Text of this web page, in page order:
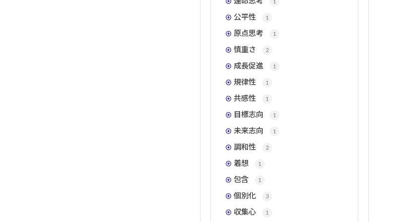
1
公平性 1
原点思考 1
慎重さ 2
成長促進 1
規律性 1
共感性 1
目標志向 1
未来志向 1
調和性 2
着想 1
包含 1
個別化 3
収集心 1